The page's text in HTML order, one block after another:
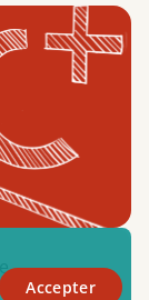
Accepter